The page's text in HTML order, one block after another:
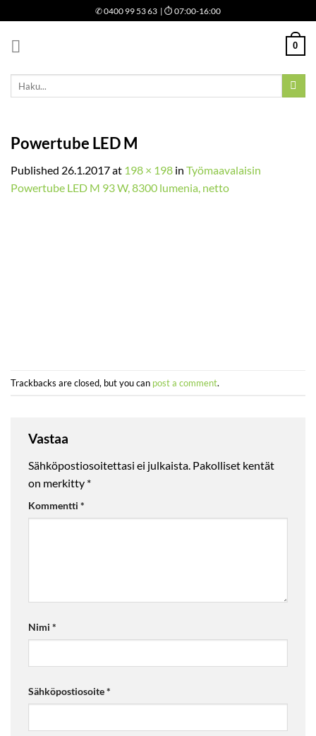
to
content
✆0400 99 53 63 | ⏱ 07:00-16:00
0
Etsi:
Powertube LED M
Published 26.1.2017at 198 × 198 in Työmaavalaisin
Powertube LED M 93 W, 8300 lumenia, netto
Trackbacks are closed, but you can post a comment.
Vastaa
Sähköpostiosoitettasi ei julkaista. Pakolliset kentät
on merkitty *
Kommentti *
Nimi *
Sähköpostiosoite*